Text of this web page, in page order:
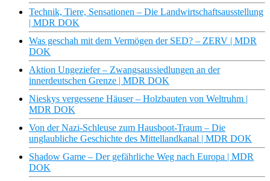
Technik, Tiere, Sensationen – Die Landwirtschaftsausstellung
| MDR DOK
Was geschah mit dem Vermögen der SED? – ZERV | MDR
DOK
Aktion Ungeziefer – Zwangsaussiedlungen an der
innerdeutschen Grenze | MDR DOK
Nieskys vergessene Häuser – Holzbauten von Weltruhm |
MDR DOK
Von der Nazi-Schleuse zum Hausboot-Traum – Die
unglaubliche Geschichte des Mittellandkanal | MDR DOK
Shadow Game – Der gefährliche Weg nach Europa | MDR
DOK